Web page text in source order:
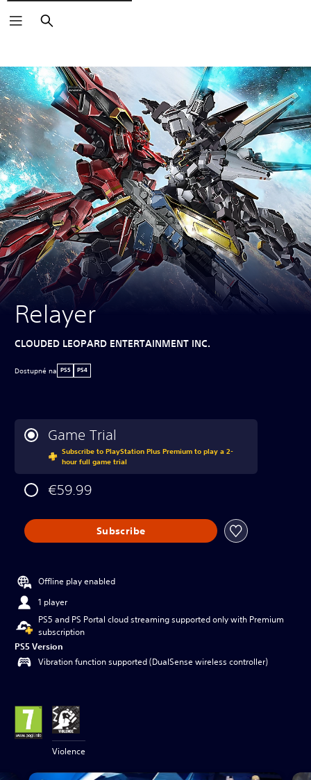
Vyhľadať
Relayer
CLOUDED LEOPARD ENTERTAINMENT INC.
Dostupné na PS5 PS4
Game Trial
Subscribe to PlayStation Plus Premium to play a 2-
hour full game trial
€59.99
Subscribe
Offline play enabled
1 player
PS5 and PS Portal cloud streaming supported only with Premium
subscription
PS5 Version
Vibration function supported (DualSense wireless controller)
Violence